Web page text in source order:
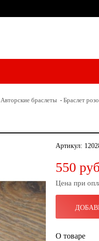
Авторские браслеты Браслет
Артикул:
550
Цена при
О товаре